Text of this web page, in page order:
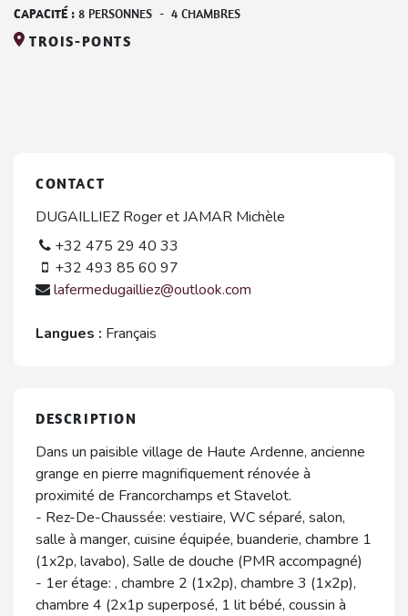
CAPACITÉ : 8 PERSONNES - 4 CHAMBRES
TROIS-PONTS
CONTACT
DUGAILLIEZ Roger et JAMAR Michèle
+32 475 29 40 33
+32 493 85 60 97
lafermedugailliez@outlook.com
Langues : Français
DESCRIPTION
Dans un paisible village de Haute Ardenne, ancienne
grange en pierre magnifiquement rénovée à
proximité de Francorchamps et Stavelot.
- Rez-De-Chaussée: vestiaire, WC séparé, salon,
salle à manger, cuisine équipée, buanderie, chambre 1
(1x2p, lavabo), Salle de douche (PMR accompagné)
- 1er étage: , chambre 2 (1x2p), chambre 3 (1x2p),
chambre 4 (2x1p superposé, 1 lit bébé, coussin à